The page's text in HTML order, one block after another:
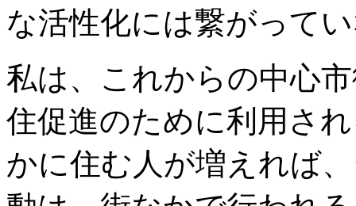
な活性化には繋がって
私は、これからの中心
住促進のために利用さ
かに住む人が増えれば